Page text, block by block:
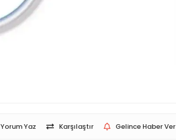
Yorum Yaz Karşılaştır Gelince Haber Ver